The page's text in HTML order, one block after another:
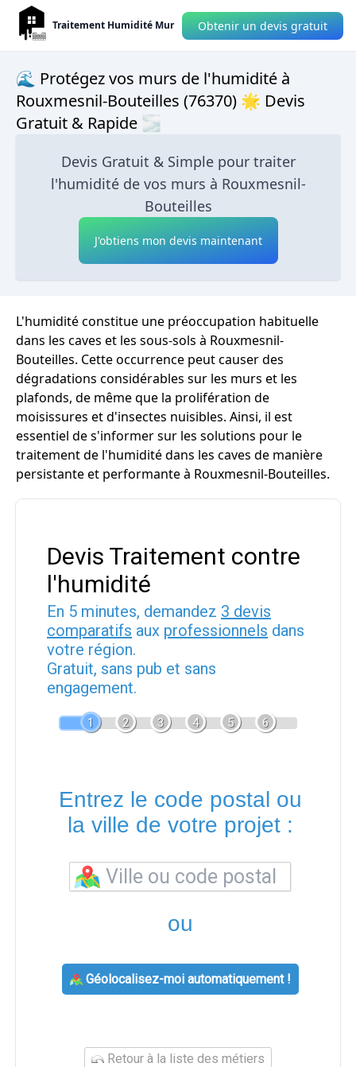
Traitement Humidité Mur Obtenir un devis gratuit
🌊 Protégez vos murs de l'humidité à
Rouxmesnil-Bouteilles (76370) 🌟 Devis
Gratuit & Rapide 🌫
Devis Gratuit & Simple pour traiter
l'humidité de vos murs à Rouxmesnil-
Bouteilles
J'obtiens mon devis maintenant
L'humidité constitue une préoccupation habituelle
dans les caves et les sous-sols à Rouxmesnil-
Bouteilles. Cette occurrence peut causer des
dégradations considérables sur les murs et les
plafonds, de même que la prolifération de
moisissures et d'insectes nuisibles. Ainsi, il est
essentiel de s'informer sur les solutions pour le
traitement de l'humidité dans les caves de manière
persistante et performante à Rouxmesnil-Bouteilles.
Devis Traitement contre
l'humidité
En 5 minutes, demandez 3 devis
comparatifs aux professionnels dans
votre région.
Gratuit, sans pub et sans
engagement.
1 2 3 4 5 6
Entrez le code postal ou
la ville de votre projet :
ou
Géolocalisez-moi automatiquement !
Retour à la liste des métiers